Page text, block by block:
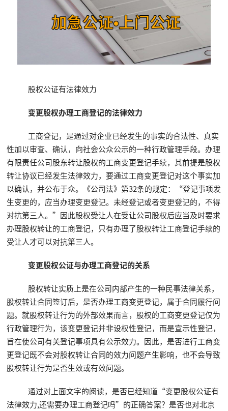
股权公证有法律效力
变更股权办理工商登记的法律效力
工商登记，是通过对企业已经发生的事实的合法性、真实
性加以审查、确认，向社会公众公示的一种行政管理手段。办理
有限责任公司股东转让股权的工商变更登记手续，其前提是股权
转让协议已经发生法律效力，要通过工商变更登记对这个事实加
以确认，并公布于众。《公司法》第32条的规定：“登记事项发
生变更的，应当办理变更登记。未经登记或者变更登记的，不得
对抗第三人。”因此股权受让人在受让公司股权后应当及时要求
办理股权转让的工商登记，只有办理了股权转让工商登记手续的
受让人才可以对抗第三人。
变更股权公证与办理工商登记的关系
股权转让实质上是在公司内部产生的一种民事法律关系，
股权转让合同签订后，是否办理工商变更登记，属于合同履行问
题。就股权转让行为的外部效果而言，股权的工商变更登记仅为
行政管理行为，该变更登记并非设权性登记，而是宣示性登记，
旨在使公司有关登记事项具有公示效力。因此，是否进行工商变
更登记既不会对股权转让合同的效力问题产生影响，也不会导致
股权转让行为是否生效或有效问题。
通过对上面文字的阅读，是否已经知道“变更股权公证有
法律效力,还需要办理工商登记吗”的正确答案？是否也对北京